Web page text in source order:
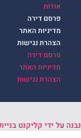
אודות
פרסם דירה
מדיניות האתר
הצהרת נגישות
פרסם דירה
מדיניות האתר
הצהרת נגישות
נבנה על ידי קליקנט